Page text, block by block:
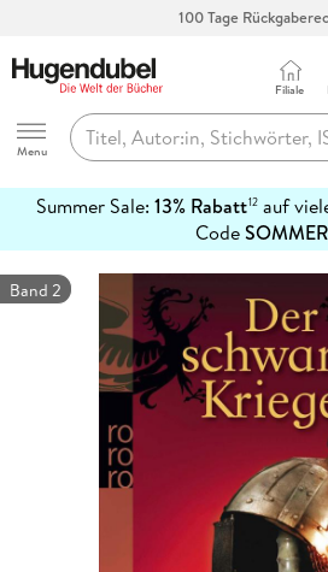
100 Tage
Hugendubel
Menu
Filiale
Summer Sale: 13% Rabatt12auf
Code
erfahren
Band 2